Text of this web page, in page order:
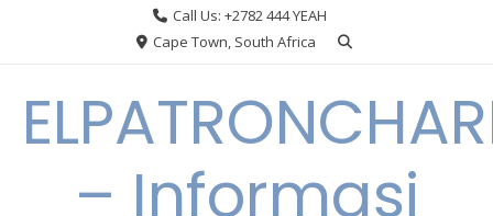
Call Us: +2782 444 YEAH
Cape Town, South Africa
– Informasi